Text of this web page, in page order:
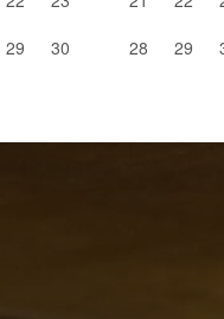
29
30
28
29